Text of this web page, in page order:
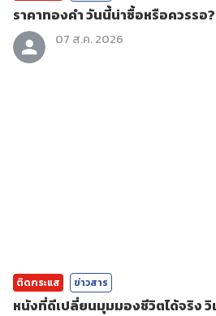
ราคาทองคํา วันนี้น่าซื้อหรือควรรอ?
07 ส.ค. 2026
ติดกระแส ข่าวสาร
หนังที่ดีเปลี่ยนมุมมองชีวิตได้จริง วิ